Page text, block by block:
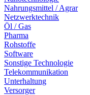
Nahrungsmittel / Agrar
Netzwerktechnik
Öl / Gas
Pharma
Rohstoffe
Software
Sonstige Technologie
Telekommunikation
Unterhaltung
Versorger